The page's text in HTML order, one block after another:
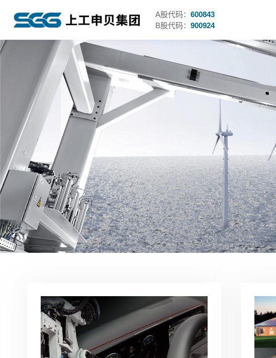
A股代码：600843
B股代码：900924